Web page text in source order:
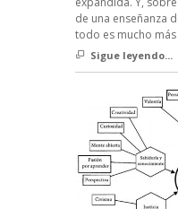
de una enseñanza
todo es mucho
Sigue leyendo...